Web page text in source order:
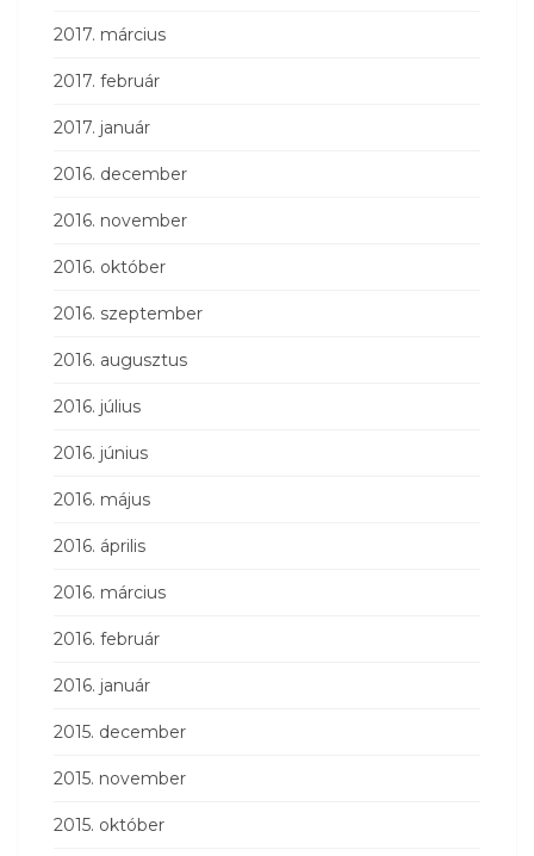
2017. március
2017. február
2017. január
2016. december
2016. november
2016. október
2016. szeptember
2016. augusztus
2016. július
2016. június
2016. május
2016. április
2016. március
2016. február
2016. január
2015. december
2015. november
2015. október